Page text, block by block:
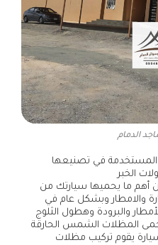
الدمام
المستخدمة في تصنيعها
الخبر
أهم ما يحميها سيارتك من
والامطار وبشكل عام في
والبرودة وهطول الثلوج
المظلات الشمس الحارقة
يقوم تركيب مظلات